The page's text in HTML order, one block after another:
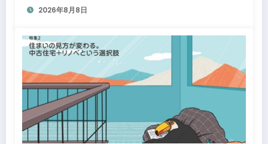
2026年8月8日